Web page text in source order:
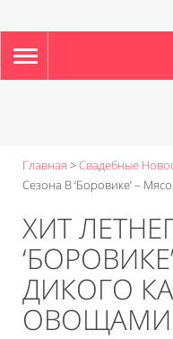
TOGGLE
NAVIGATION
Главная >Свадебные
Сезона В ‘Боровике’ –
ХИТ
ДИКОГО
ОВОЩАМИ